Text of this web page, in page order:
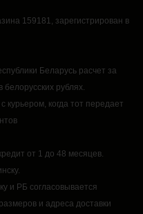
159181, зарегистрирован в
Беларусь расчет за
рублях.
курьером, когда тот передает
от 1 до 48 месяцев.
и РБ согласовывается
и адреса доставки